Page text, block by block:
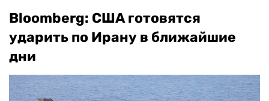
Bloomberg: США готовятся
ударить по Ирану в ближайшие
дни